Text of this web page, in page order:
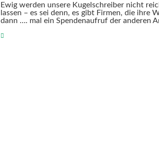
Ewig werden unsere Kugelschreiber nicht
lassen – es sei denn, es gibt Firmen, die ihre
dann …. mal ein Spendenaufruf der anderen